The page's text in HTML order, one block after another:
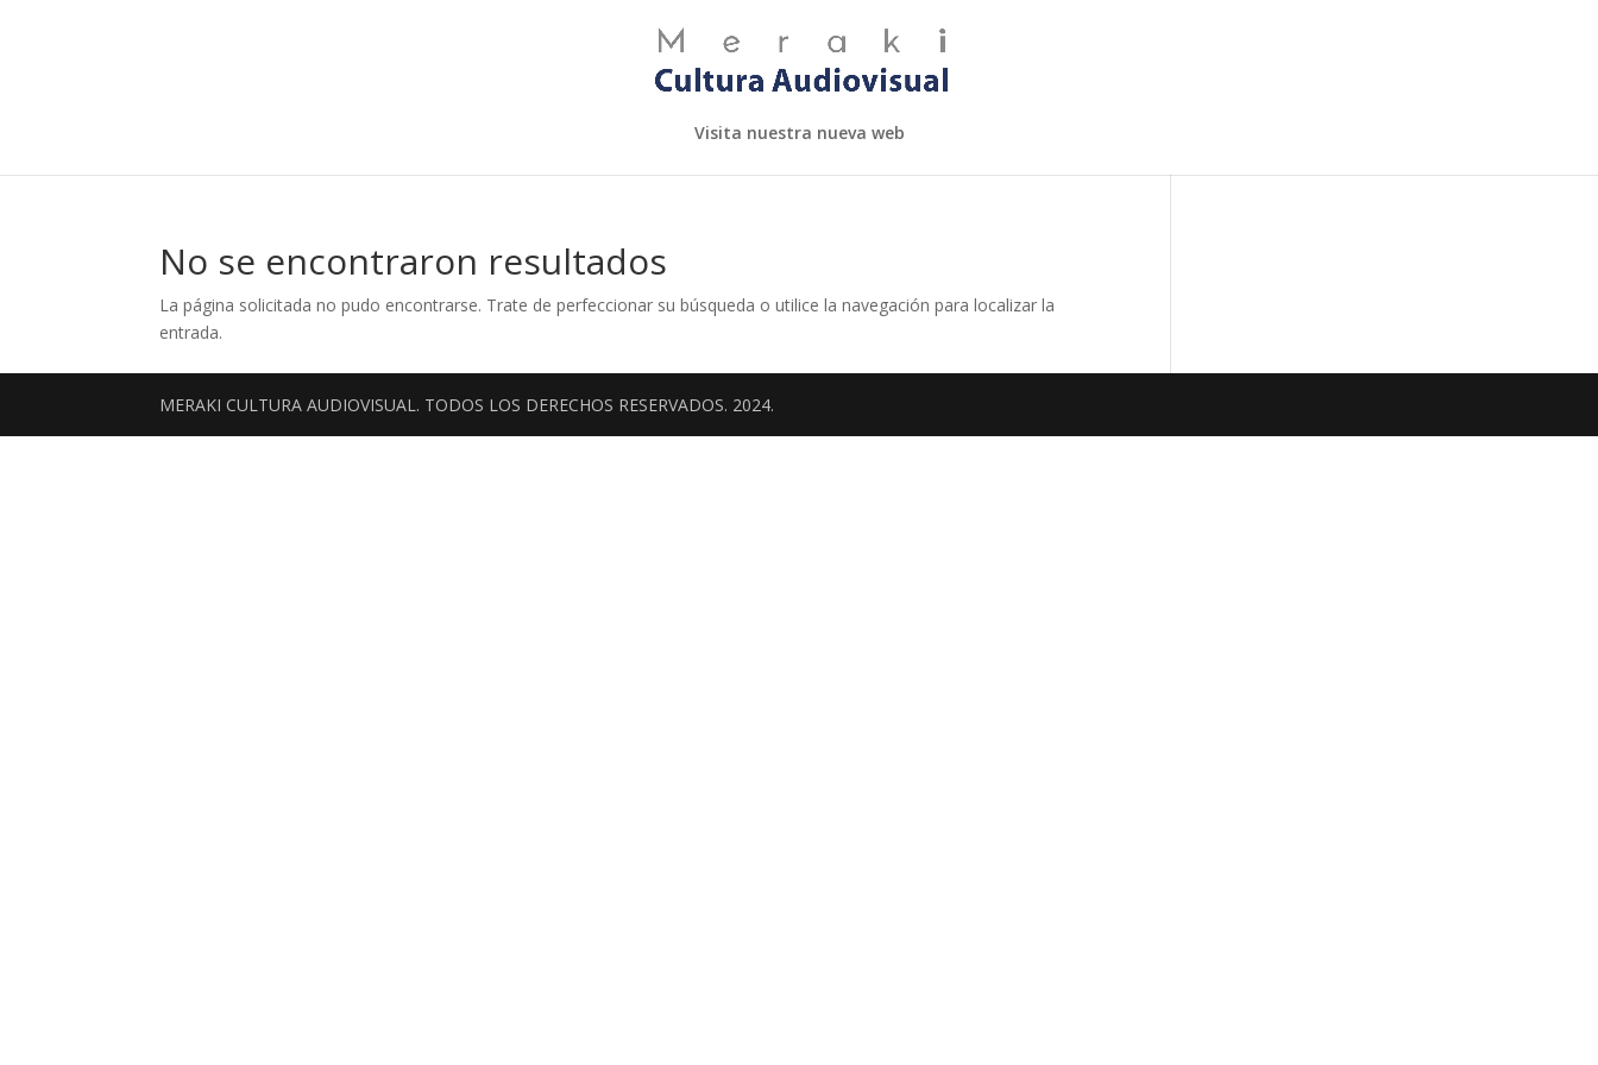
Visita nuestra nueva web
No se encontraron resultados
La página solicitada no pudo encontrarse. Trate de perfeccionar su búsqueda o utilice la navegación para localizar la
entrada.
MERAKI CULTURA AUDIOVISUAL. TODOS LOS DERECHOS RESERVADOS. 2024.